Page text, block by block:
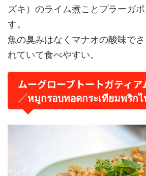
ズキ）のライム煮ことプラーガ
す。
魚の臭みはなくマナオの酸味で
れていて食べやすい。
ムーグローブトートガティア
／หมูกรอบทอดกระเทียมพริก